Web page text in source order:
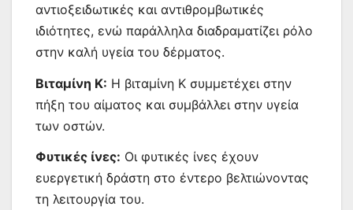
αντιοξειδωτικές και αντιθρομβωτικές
ιδιότητες, ενώ παράλληλα διαδραματίζει ρόλο
στην καλή υγεία του δέρματος.
Βιταμίνη Κ: Η βιταμίνη Κ συμμετέχει στην
πήξη του αίματος και συμβάλλει στην υγεία
των οστών.
Φυτικές ίνες: Οι φυτικές ίνες έχουν
ευεργετική δράστη στο έντερο βελτιώνοντας
τη λειτουργία του.